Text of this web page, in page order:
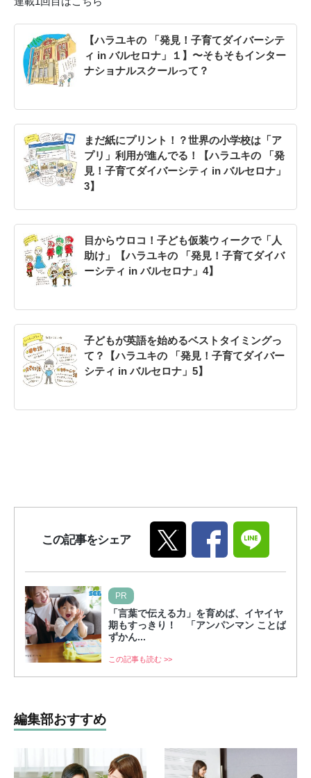
【ハラユキの 「発見！子育てダイバーシテ
ィ in バルセロナ」１】〜そもそもインター
ナショナルスクールって？
まだ紙にプリント！？世界の小学校は「ア
プリ」利用が進んでる！【ハラユキの 「発
見！子育てダイバーシティ in バルセロナ」
3】
目からウロコ！子ども仮装ウィークで「人
助け」【ハラユキの 「発見！子育てダイバ
ーシティ in バルセロナ」4】
子どもが英語を始めるベストタイミングっ
て？【ハラユキの 「発見！子育てダイバー
シティ in バルセロナ」5】
この記事をシェア
PR
「言葉で伝える力」を育めば、イヤイヤ
期もすっきり！ 「アンパンマン ことば
ずかん...
この記事も読む >>
編集部おすすめ